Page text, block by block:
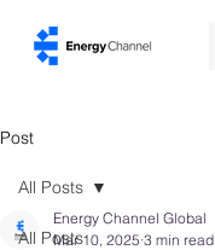
Post
All Posts
All Posts
Energy Channel Global
Mar 10, 2025 3 min read